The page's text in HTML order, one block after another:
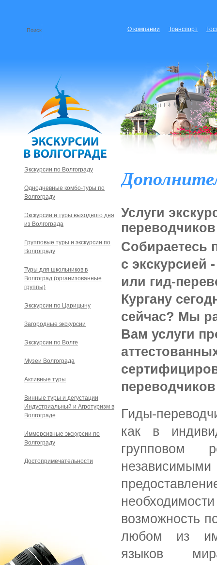
О компании Транспорт
Услуги
Собираетесь
с экскурсией
или гид-
Кургану
сейчас? Мы
Вам услуги
Гиды-
как в
групповом
возможность
любом из
языков
Экскурсии по Волгограду
Однодневные комбо-туры по
Волгограду
Экскурсии и туры выходного дня
из Волгограда
Групповые туры и экскурсии по
Волгограду
Туры для школьников в
Волгоград (организованные
группы)
Экскурсии по Царицыну
Загородные экскурсии
Экскурсии по Волге
Музеи Волгограда
Активные туры
Винные туры и дегустации
Индустриальный и Агротуризм в
Волгограде
Иммерсивные экскурсии по
Волгограду
Достопримечательности